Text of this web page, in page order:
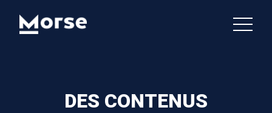
DES CONTENUS